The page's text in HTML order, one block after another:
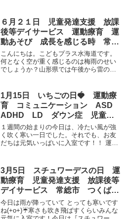
☆彡自由時間はお友達とのコミュニケー
ション！節分が近い...
６月２１日 児童発達支援 放課
後等デイサービス 運動療育 運
動あそび 成長を感じる時 常総
市 つくばみらい市 坂東市
こんにちは。こどもプラス水海道です。
何となく空が重く感じるのは梅雨のせい
でしょうか？山形県では午後から雷の予
たお友達は、世界地図のパズルやプラレ
ールで思う存分遊びます。...
1月15日 いちごの日🍓 運動療
育 コミュニケーション ASD
ADHD LD ダウン症 児童発
達支援 放課後等デイサービス
常総市 つくばみらい市 坂東
市 守谷市
１週間の始まりの今日は、冷たい風が強
く吹く寒い一日でした。それでも、お友
だちは元気いっぱいに入室です！！ 運動
う！！ サーキットテーマ「いちごの日
（１月１５日・毎月...
3月5日 スチュワーデスの日 運
動療育 児童発達支援 放課後等
デイサービス 常総市 つくばみ
らい市 守谷市
今日は雨が降っていて とっても寒いです
ね(+o+)☔寒さも吹き飛ばすくらいみんな